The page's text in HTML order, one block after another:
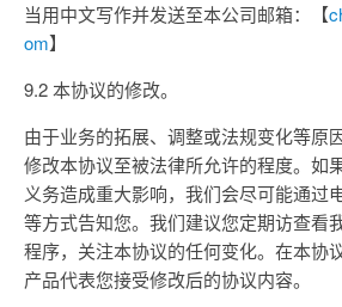
当用中文写作并发送至本公司邮箱：【
om】
9.2 本协议的修改。
由于业务的拓展、调整或法规变化等原
修改本协议至被法律所允许的程度。如
义务造成重大影响，我们会尽可能通过
等方式告知您。我们建议您定期访查看
程序，关注本协议的任何变化。在本协
产品代表您接受修改后的协议内容。